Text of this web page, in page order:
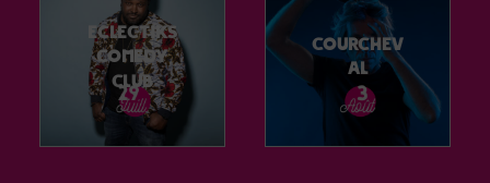
Eclectiks
Comedy
Club
Courchev
al